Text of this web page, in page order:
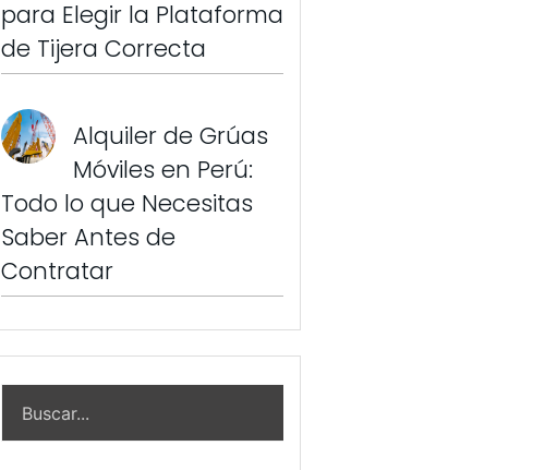
para Elegir la Plataforma
de Tijera Correcta
Alquiler de Grúas
Móviles en Perú:
Todo lo que Necesitas
Saber Antes de
Contratar